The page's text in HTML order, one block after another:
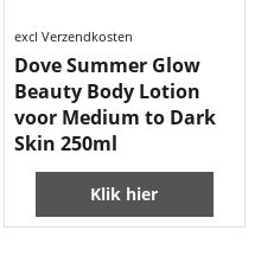
excl Verzendkosten
Dove Summer Glow
Beauty Body Lotion
voor Medium to Dark
Skin 250ml
Klik hier